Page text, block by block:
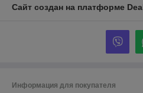
Сайт создан на платформе
Информация для покупателя